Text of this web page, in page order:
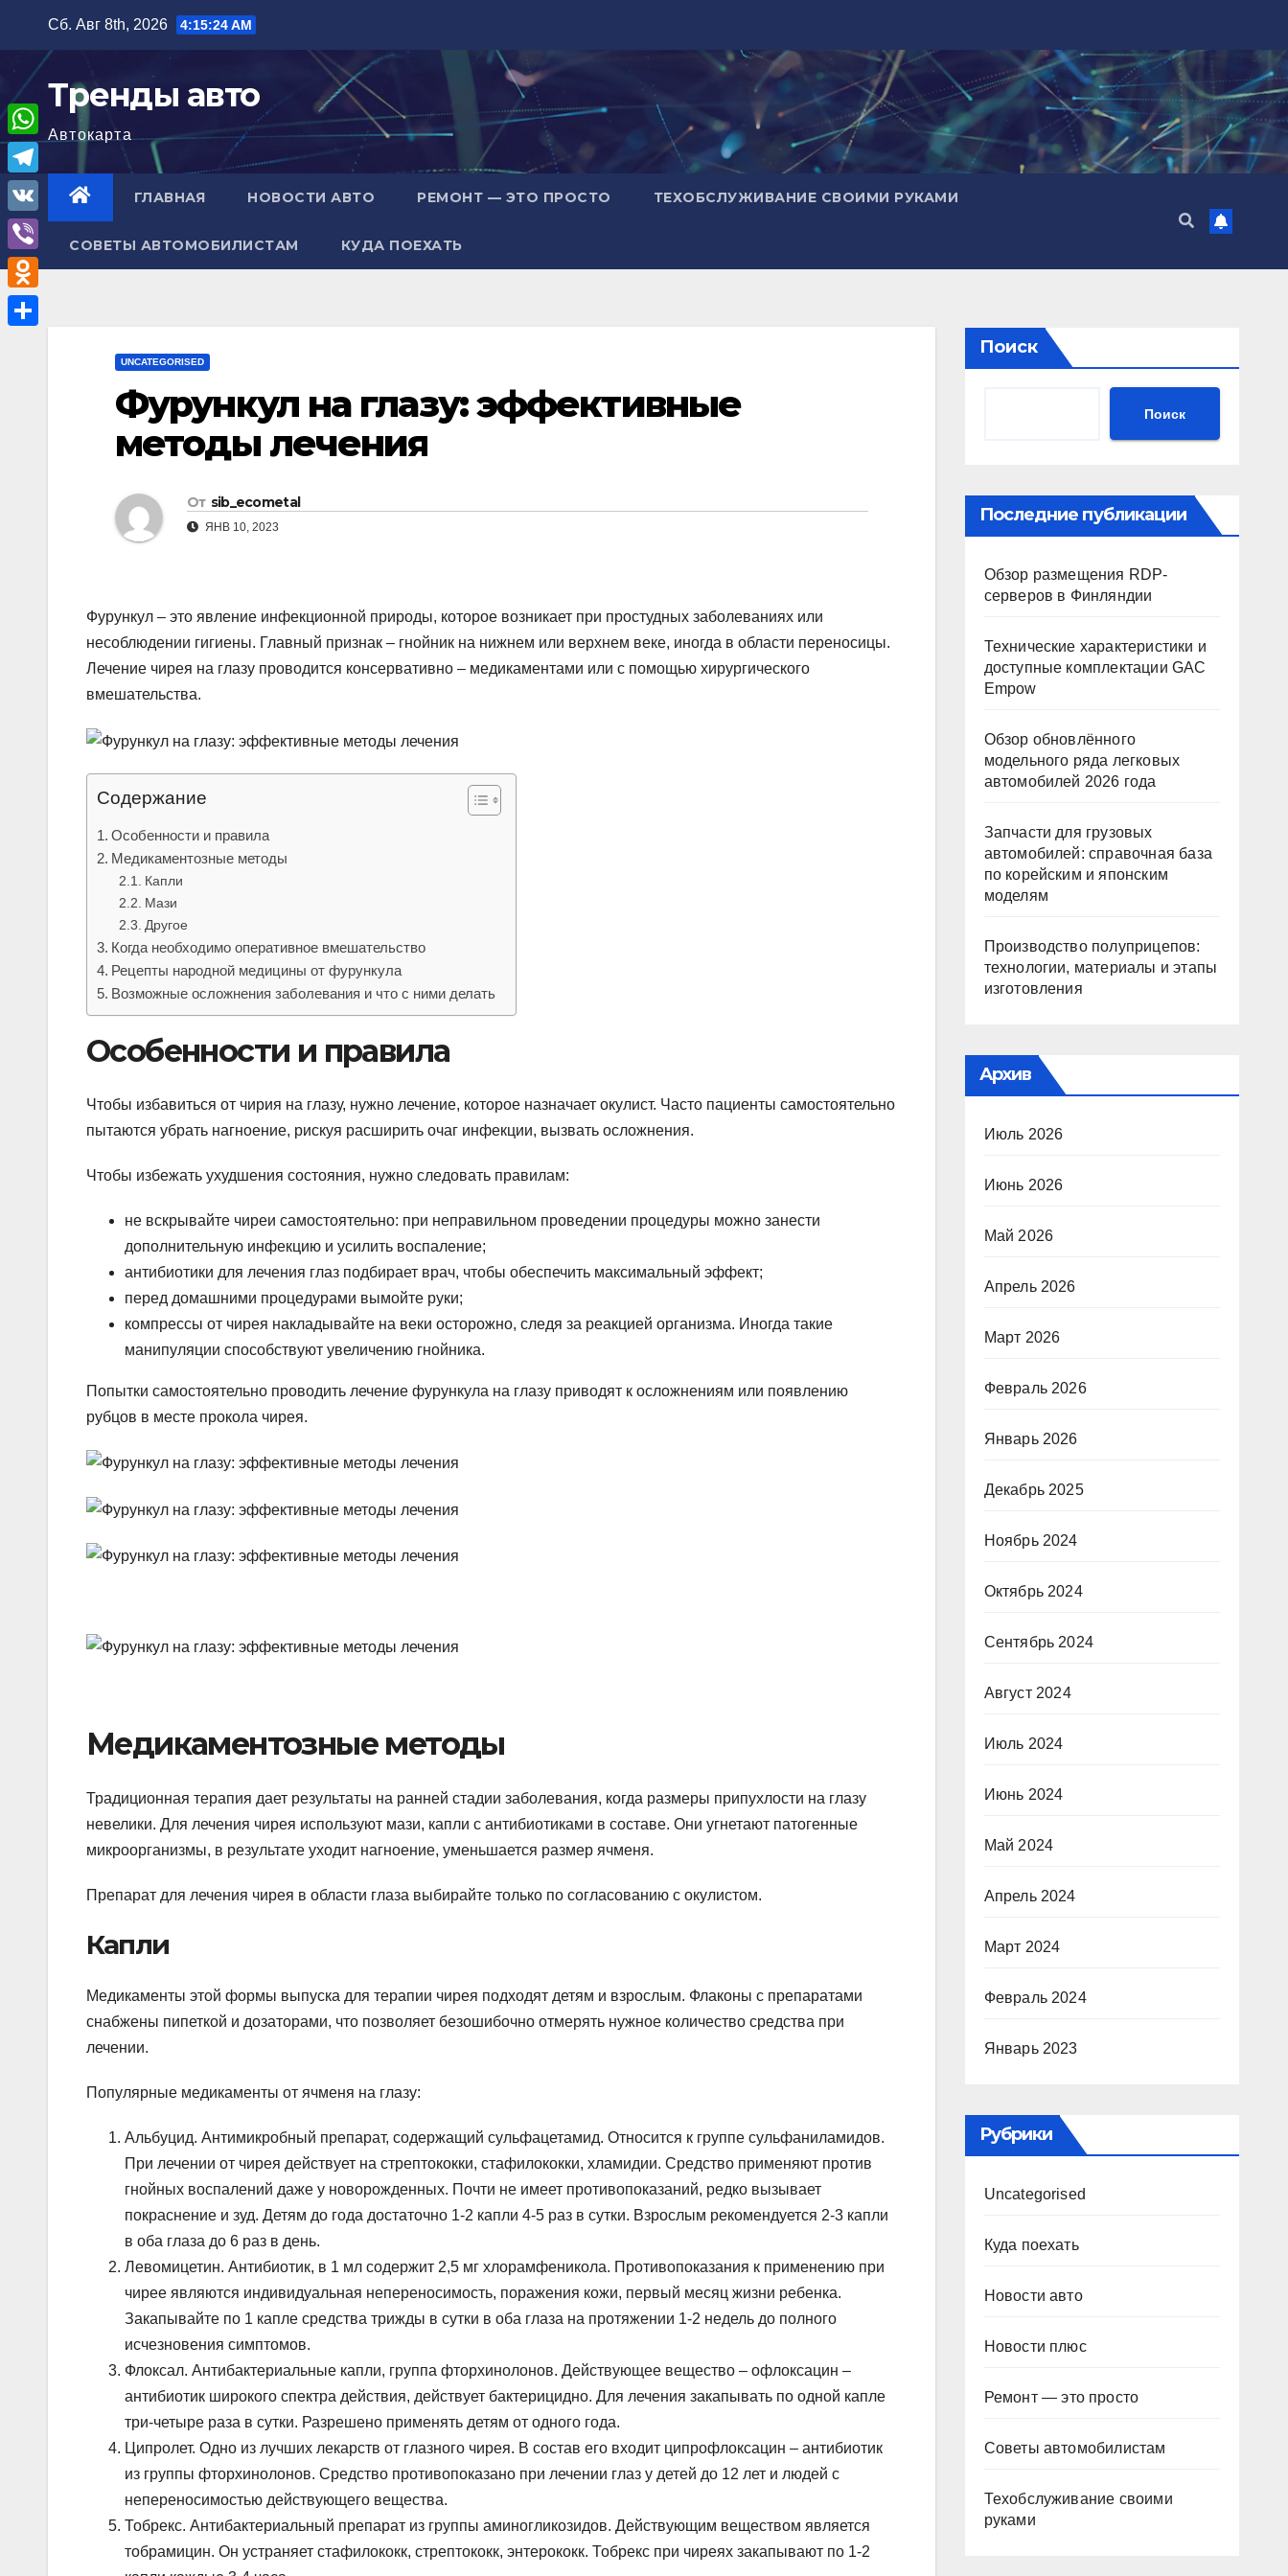
содержимому
Сб. Авг 8th, 2026 4:15:25 AM
Тренды авто
Автокарта
ГЛАВНАЯ НОВОСТИ АВТО РЕМОНТ — ЭТО ПРОСТО ТЕХОБСЛУЖИВАНИЕ СВОИМИ РУКАМИ
СОВЕТЫ АВТОМОБИЛИСТАМ КУДА ПОЕХАТЬ
UNCATEGORISED
Фурункул на глазу: эффективные
методы лечения
От sib_ecometal
ЯНВ 10, 2023
Фурункул – это явление инфекционной природы, которое возникает при простудных заболеваниях или
несоблюдении гигиены. Главный признак – гнойник на нижнем или верхнем веке, иногда в области переносицы.
Лечение чирея на глазу проводится консервативно – медикаментами или с помощью хирургического
вмешательства.
Содержание
Особенности и правила
Медикаментозные методы
Капли
Мази
Другое
Когда необходимо оперативное вмешательство
Рецепты народной медицины от фурункула
Возможные осложнения заболевания и что с ними делать
Особенности и правила
Чтобы избавиться от чирия на глазу, нужно лечение, которое назначает окулист. Часто пациенты самостоятельно
пытаются убрать нагноение, рискуя расширить очаг инфекции, вызвать осложнения.
Чтобы избежать ухудшения состояния, нужно следовать правилам:
не вскрывайте чиреи самостоятельно: при неправильном проведении процедуры можно занести
дополнительную инфекцию и усилить воспаление;
антибиотики для лечения глаз подбирает врач, чтобы обеспечить максимальный эффект;
перед домашними процедурами вымойте руки;
компрессы от чирея накладывайте на веки осторожно, следя за реакцией организма. Иногда такие
манипуляции способствуют увеличению гнойника.
Попытки самостоятельно проводить лечение фурункула на глазу приводят к осложнениям или появлению
рубцов в месте прокола чирея.
Медикаментозные методы
Традиционная терапия дает результаты на ранней стадии заболевания, когда размеры припухлости на глазу
невелики. Для лечения чирея используют мази, капли с антибиотиками в составе. Они угнетают патогенные
микроорганизмы, в результате уходит нагноение, уменьшается размер ячменя.
Препарат для лечения чирея в области глаза выбирайте только по согласованию с окулистом.
Капли
Медикаменты этой формы выпуска для терапии чирея подходят детям и взрослым. Флаконы с препаратами
снабжены пипеткой и дозаторами, что позволяет безошибочно отмерять нужное количество средства при
лечении.
Популярные медикаменты от ячменя на глазу:
Альбуцид. Антимикробный препарат, содержащий сульфацетамид. Относится к группе сульфаниламидов.
При лечении от чирея действует на стрептококки, стафилококки, хламидии. Средство применяют против
гнойных воспалений даже у новорожденных. Почти не имеет противопоказаний, редко вызывает
покраснение и зуд. Детям до года достаточно 1-2 капли 4-5 раз в сутки. Взрослым рекомендуется 2-3 капли
в оба глаза до 6 раз в день.
Левомицетин. Антибиотик, в 1 мл содержит 2,5 мг хлорамфеникола. Противопоказания к применению при
чирее являются индивидуальная непереносимость, поражения кожи, первый месяц жизни ребенка.
Закапывайте по 1 капле средства трижды в сутки в оба глаза на протяжении 1-2 недель до полного
исчезновения симптомов.
Флоксал. Антибактериальные капли, группа фторхинолонов. Действующее вещество – офлоксацин –
антибиотик широкого спектра действия, действует бактерицидно. Для лечения закапывать по одной капле
три-четыре раза в сутки. Разрешено применять детям от одного года.
Ципролет. Одно из лучших лекарств от глазного чирея. В состав его входит ципрофлоксацин – антибиотик
из группы фторхинолонов. Средство противопоказано при лечении глаз у детей до 12 лет и людей с
непереносимостью действующего вещества.
Тобрекс. Антибактериальный препарат из группы аминогликозидов. Действующим веществом является
тобрамицин. Он устраняет стафилококк, стрептококк, энтерококк. Тобрекс при чиреях закапывают по 1-2
Поиск
Поиск
Последние публикации
Обзор размещения RDP-
серверов в Финляндии
Технические характеристики и
доступные комплектации GAC
Empow
Обзор обновлённого
модельного ряда легковых
автомобилей 2026 года
Запчасти для грузовых
автомобилей: справочная база
по корейским и японским
моделям
Производство полуприцепов:
технологии, материалы и этапы
изготовления
Архив
Июль 2026
Июнь 2026
Май 2026
Апрель 2026
Март 2026
Февраль 2026
Январь 2026
Декабрь 2025
Ноябрь 2024
Октябрь 2024
Сентябрь 2024
Август 2024
Июль 2024
Июнь 2024
Май 2024
Апрель 2024
Март 2024
Февраль 2024
Январь 2023
Рубрики
Uncategorised
Куда поехать
Новости авто
Новости плюс
Ремонт — это просто
Советы автомобилистам
Техобслуживание своими
руками
W
h
a
A
T
e
l
e
g
V
K
V
i
b
O